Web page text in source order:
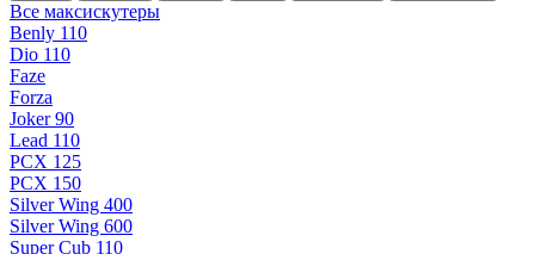
Все максискутеры
Benly 110
Dio 110
Faze
Forza
Joker 90
Lead 110
PCX 125
PCX 150
Silver Wing 400
Silver Wing 600
Super Cub 110